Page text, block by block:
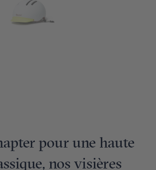
pour une haute
nos visières